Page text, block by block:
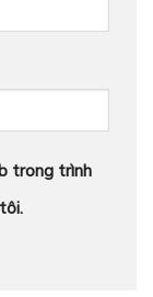
trong trình